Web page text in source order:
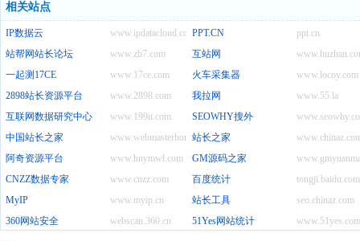
相关站点
www.ipdatacloud.com
IP数据云 ppt.cn
PPT.CN
www.zb7.com
站帮网站长论坛
互站网
www.17ce.com
一起测17CE www.locoy.com
火车采集器
www.2898.com
2898站长资源平台 www.55.la
我拉网
www.199it.com
互联网数据研究中心
SEOWHY搜外
www.webmasterhome.cn
中国站长之家
站长之家
www.hnymwl.com
阿奇资源平台
GM源码之家
www.cnzz.com
CNZZ数据专家 tongji.baidu.com
百度统计
www.myip.cn
MyIP seo.chinaz.com
站长工具
webscan.360.cn
360网站安全 www.51yes.com
51Yes网站统计